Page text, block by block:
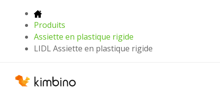
Produits
Assiette en plastique rigide
LIDL Assiette en plastique rigide